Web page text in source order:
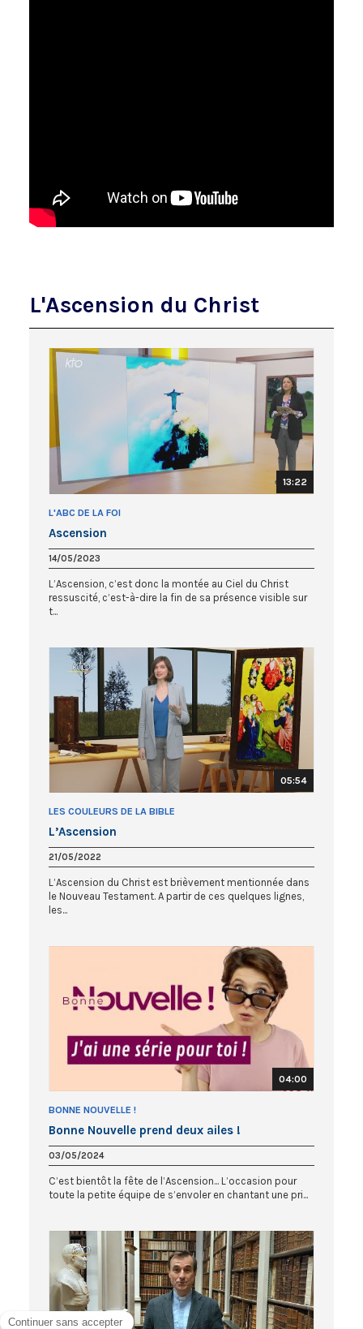
L'Ascension du Christ
13:22
L'ABC DE LA FOI
Ascension
14/05/2023
L’Ascension, c’est donc la montée au Ciel du Christ
ressuscité, c’est-à-dire la fin de sa présence visible sur
t...
05:54
LES COULEURS DE LA BIBLE
L’Ascension
21/05/2022
L’Ascension du Christ est brièvement mentionnée dans
le Nouveau Testament. A partir de ces quelques lignes,
les...
04:00
BONNE NOUVELLE !
Bonne Nouvelle prend deux ailes !
03/05/2024
C’est bientôt la fête de l’Ascension... L’occasion pour
toute la petite équipe de s’envoler en chantant une pri...